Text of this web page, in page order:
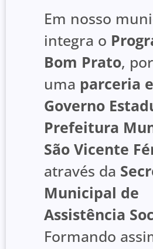
Em nosso
integra o
Bom Prato,
uma parceria
Governo
Prefeitura
São Vicente
através da
Municipal de
Assistência
Formando